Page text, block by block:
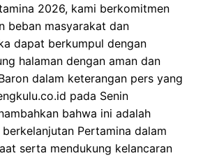
2026, kami berkomitmen
beban masyarakat dan
dapat berkumpul dengan
halaman dengan aman dan
dalam keterangan pers yang
pada Senin
bahwa ini adalah
Pertamina dalam
serta mendukung kelancaran